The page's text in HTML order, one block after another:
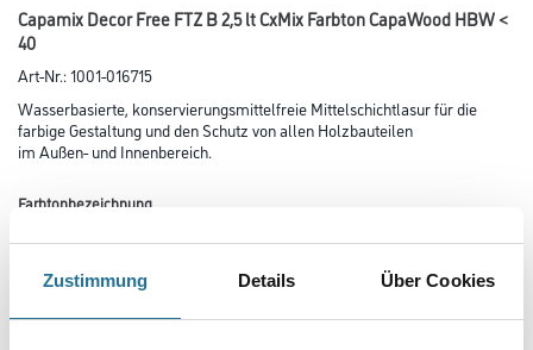
Zustimmung Details Über Cookies
Capamix Decor Free FTZ B 2,5 lt CxMix Farbton CapaWood HBW <
40
Art-Nr.:1001-016715
Wasserbasierte, konservierungsmittelfreie Mittelschichtlasur für die
farbige Gestaltung und den Schutz von allen Holzbauteilen
im Außen- und Innenbereich.
Farbtonbezeichnung